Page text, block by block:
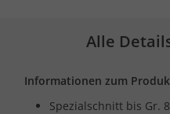
Alle
Informationen zum
Spezialschnitt bis Gr.